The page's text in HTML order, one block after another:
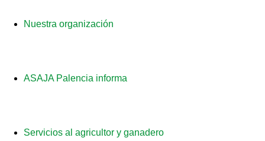
Nuestra organización
ASAJA Palencia informa
Servicios al agricultor y ganadero